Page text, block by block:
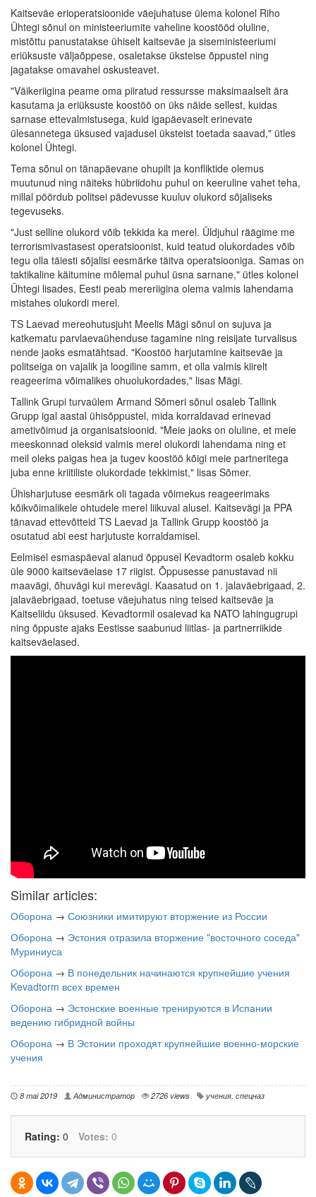
Kaitseväe erioperatsioonide väejuhatuse ülema kolonel Riho
Ühtegi sõnul on ministeeriumite vaheline koostööd oluline,
mistõttu panustatakse ühiselt kaitseväe ja siseministeeriumi
eriüksuste väljaõppese, osaletakse üksteise õppustel ning
jagatakse omavahel oskusteavet.
"Väikeriigina peame oma piiratud ressursse maksimaalselt ära
kasutama ja eriüksuste koostöö on üks näide sellest, kuidas
sarnase ettevalmistusega, kuid igapäevaselt erinevate
ülesannetega üksused vajadusel üksteist toetada saavad," ütles
kolonel Ühtegi.
Tema sõnul on tänapäevane ohupilt ja konfliktide olemus
muutunud ning näiteks hübriidohu puhul on keeruline vahet teha,
millal pöördub politsei pädevusse kuuluv olukord sõjaliseks
tegevuseks.
"Just selline olukord võib tekkida ka merel. Üldjuhul räägime me
terrorismivastasest operatsioonist, kuid teatud olukordades võib
tegu olla täiesti sõjalisi eesmärke täitva operatsiooniga. Samas on
taktikaline käitumine mõlemal puhul üsna sarnane," ütles kolonel
Ühtegi lisades, Eesti peab mereriigina olema valmis lahendama
mistahes olukordi merel.
TS Laevad mereohutusjuht Meelis Mägi sõnul on sujuva ja
katkematu parvlaevaühenduse tagamine ning reisijate turvalisus
nende jaoks esmatähtsad. "Koostöö harjutamine kaitseväe ja
politseiga on vajalik ja loogiline samm, et olla valmis kiirelt
reageerima võimalikes ohuolukordades," lisas Mägi.
Tallink Grupi turvaülem Armand Sõmeri sõnul osaleb Tallink
Grupp igal aastal ühisõppustel, mida korraldavad erinevad
ametivõimud ja organisatsioonid. "Meie jaoks on oluline, et meie
meeskonnad oleksid valmis merel olukordi lahendama ning et
meil oleks paigas hea ja tugev koostöö kõigi meie partneritega
juba enne kriitiliste olukordade tekkimist," lisas Sõmer.
Ühisharjutuse eesmärk oli tagada võimekus reageerimaks
kõikvõimalikele ohtudele merel liikuval alusel. Kaitsevägi ja PPA
tänavad ettevõtteid TS Laevad ja Tallink Grupp koostöö ja
osutatud abi eest harjutuste korraldamisel.
Eelmisel esmaspäeval alanud õppusel Kevadtorm osaleb kokku
üle 9000 kaitseväelase 17 riigist. Õppusesse panustavad nii
maavägi, õhuvägi kui merevägi. Kaasatud on 1. jalaväebrigaad, 2.
jalaväebrigaad, toetuse väejuhatus ning teised kaitseväe ja
Kaitseliidu üksused. Kevadtormil osalevad ka NATO lahingugrupi
ning õppuste ajaks Eestisse saabunud liitlas- ja partnerriikide
kaitseväelased.
Similar articles:
Оборона → Союзники имитируют вторжение из России
Оборона → Эстония отразила вторжение "восточного соседа"
Муриниуса
Оборона → В понедельник начинаются крупнейшие учения
Kevadtorm всех времен
Оборона → Эстонские военные тренируются в Испании
ведению гибридной войны
Оборона → В Эстонии проходят крупнейшие военно-морские
учения
8 mai 2019 Администратор 2726 views учения, спецназ
Rating: 0 Votes: 0